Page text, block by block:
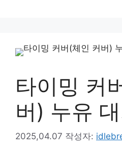
타이밍 커
버) 누유
2025,04.07 작성자: